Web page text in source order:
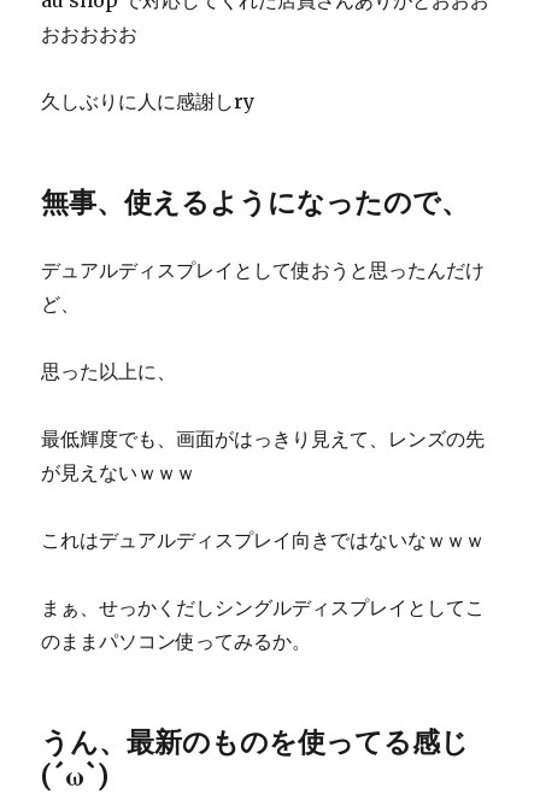
おおおおお
久しぶりに人に感謝しry
無事、使えるようになったので、
デュアルディスプレイとして使おうと思ったんだけ
ど、
思った以上に、
最低輝度でも、画面がはっきり見えて、レンズの先
が見えないｗｗｗ
これはデュアルディスプレイ向きではないなｗｗｗ
まぁ、せっかくだしシングルディスプレイとしてこ
のままパソコン使ってみるか。
うん、最新のものを使ってる感じ
(´ω`)